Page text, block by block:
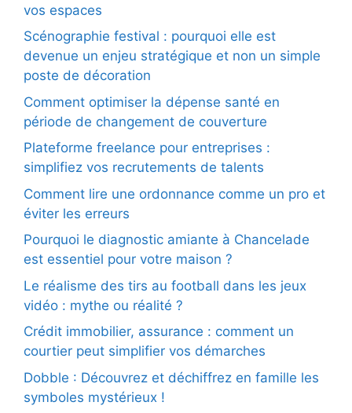
vos espaces
Scénographie festival : pourquoi elle est
devenue un enjeu stratégique et non un simple
poste de décoration
Comment optimiser la dépense santé en
période de changement de couverture
Plateforme freelance pour entreprises :
simplifiez vos recrutements de talents
Comment lire une ordonnance comme un pro et
éviter les erreurs
Pourquoi le diagnostic amiante à Chancelade
est essentiel pour votre maison ?
Le réalisme des tirs au football dans les jeux
vidéo : mythe ou réalité ?
Crédit immobilier, assurance : comment un
courtier peut simplifier vos démarches
Dobble : Découvrez et déchiffrez en famille les
symboles mystérieux !